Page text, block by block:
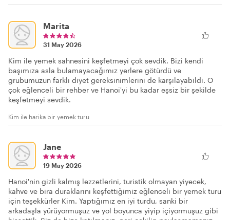
Marita
31 May 2026
Kim ile yemek sahnesini keşfetmeyi çok sevdik. Bizi kendi
başımıza asla bulamayacağımız yerlere götürdü ve
grubumuzun farklı diyet gereksinimlerini de karşılayabildi. O
çok eğlenceli bir rehber ve Hanoi'yi bu kadar eşsiz bir şekilde
keşfetmeyi sevdik.
Kim ile harika bir yemek turu
Jane
19 May 2026
Hanoi'nin gizli kalmış lezzetlerini, turistik olmayan yiyecek,
kahve ve bira duraklarını keşfettiğimiz eğlenceli bir yemek turu
için teşekkürler Kim. Yaptığımız en iyi turdu, sanki bir
arkadaşla yürüyormuşuz ve yol boyunca yiyip içiyormuşuz gibi